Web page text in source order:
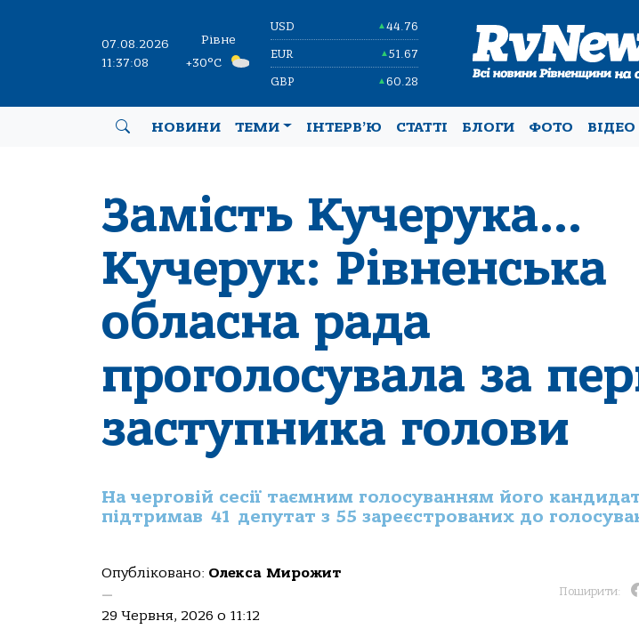
07.08.2026
11:37:08
Рівне
+30°C
USD ▲44.76
EUR ▲51.67
GBP ▲60.28
НОВИНИ ТЕМИ ІНТЕРВ’Ю СТАТТІ БЛОГИ ФОТО ВІДЕО
Замість Кучерука…
Кучерук: Рівненська
обласна рада
проголосувала за
заступника голови
На черговій сесії таємним голосуванням його
підтримав 41 депутат з 55 зареєстрованих до
Опубліковано: Олекса Мирожит
—
29 Червня, 2026 о 11:12
Поширити: